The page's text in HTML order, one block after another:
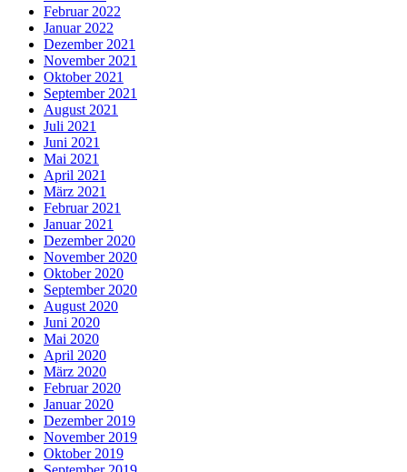
Februar 2022
Januar 2022
Dezember 2021
November 2021
Oktober 2021
September 2021
August 2021
Juli 2021
Juni 2021
Mai 2021
April 2021
März 2021
Februar 2021
Januar 2021
Dezember 2020
November 2020
Oktober 2020
September 2020
August 2020
Juni 2020
Mai 2020
April 2020
März 2020
Februar 2020
Januar 2020
Dezember 2019
November 2019
Oktober 2019